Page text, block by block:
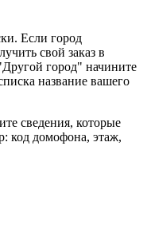
Если город
свой заказ в
город" начините
название вашего
сведения, которые
код домофона, этаж,